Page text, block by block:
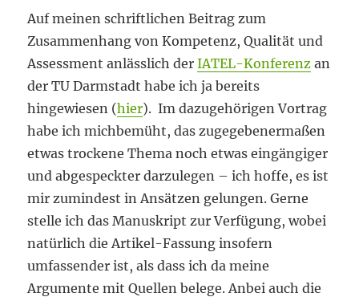
Auf meinen schriftlichen Beitrag zum
Zusammenhang von Kompetenz, Qualität und
Assessment anlässlich derIATEL-Konferenz an
der TU Darmstadt habe ich ja bereits
hingewiesen (hier). Im dazugehörigen Vortrag
habe ich michbemüht, das zugegebenermaßen
etwas trockene Thema noch etwas eingängiger
und abgespeckter darzulegen – ich hoffe, es ist
mir zumindest in Ansätzen gelungen. Gerne
stelle ich das Manuskript zur Verfügung, wobei
natürlich die Artikel-Fassung insofern
umfassender ist, als dass ich da meine
Argumente mit Quellen belege. Anbei auch die